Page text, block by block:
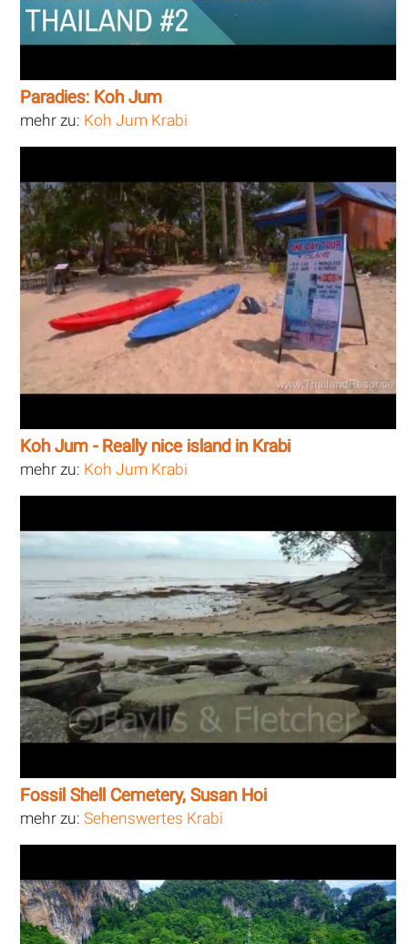
Paradies: Koh Jum
mehr zu: Koh Jum Krabi
Koh Jum - Really nice island in Krabi
mehr zu: Koh Jum Krabi
Fossil Shell Cemetery, Susan Hoi
mehr zu:Sehenswertes Krabi